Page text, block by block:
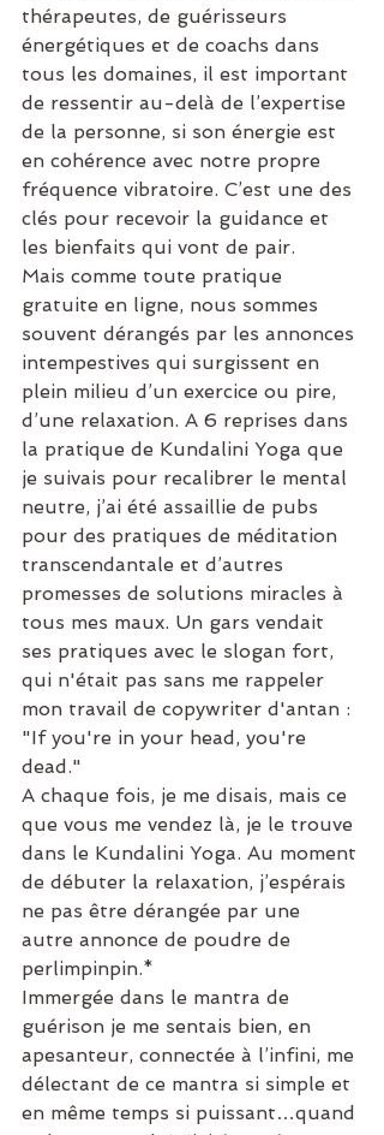
thérapeutes, de guérisseurs
énergétiques et de coachs dans
tous les domaines, il est important
de ressentir au-delà de l’expertise
de la personne, si son énergie est
en cohérence avec notre propre
fréquence vibratoire. C’est une des
clés pour recevoir la guidance et
les bienfaits qui vont de pair.
Mais comme toute pratique
gratuite en ligne, nous sommes
souvent dérangés par les annonces
intempestives qui surgissent en
plein milieu d’un exercice ou pire,
d’une relaxation. A 6 reprises dans
la pratique de Kundalini Yoga que
je suivais pour recalibrer le mental
neutre, j’ai été assaillie de pubs
pour des pratiques de méditation
transcendantale et d’autres
promesses de solutions miracles à
tous mes maux. Un gars vendait
ses pratiques avec le slogan fort,
qui n'était pas sans me rappeler
mon travail de copywriter d'antan :
"If you're in your head, you're
dead."
A chaque fois, je me disais, mais ce
que vous me vendez là, je le trouve
dans le Kundalini Yoga. Au moment
de débuter la relaxation, j’espérais
ne pas être dérangée par une
autre annonce de poudre de
perlimpinpin.*
Immergée dans le mantra de
guérison je me sentais bien, en
apesanteur, connectée à l’infini, me
délectant de ce mantra si simple et
en même temps si puissant…quand